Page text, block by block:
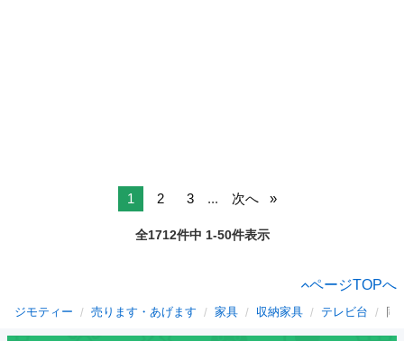
1 2 3 ... 次へ
全1712件中 1-50件表示
ページTOPへ
ジモティー 売ります・あげます 家具 収納家具 テレビ台 岡